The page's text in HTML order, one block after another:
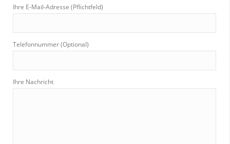
Ihre E-Mail-Adresse (Pflichtfeld)
Telefonnummer (Optional)
Ihre Nachricht